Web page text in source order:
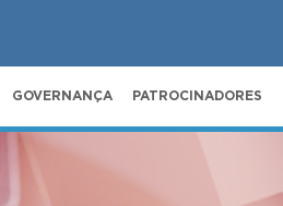
GOVERNANÇA PATROCINADORES